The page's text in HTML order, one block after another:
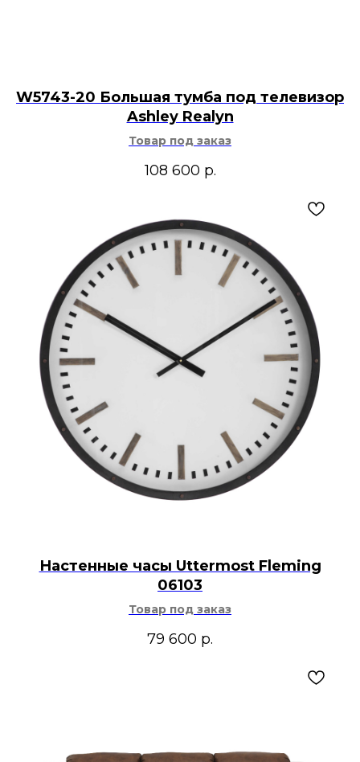
W5743-20 Большая тумба под телевизор
Ashley Realyn
Товар под заказ
108 600 р.
Настенные часы Uttermost Fleming
06103
Товар под заказ
79 600 р.